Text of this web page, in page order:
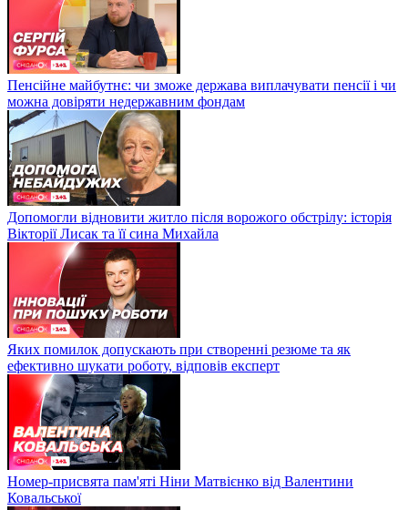
Пенсійне майбутнє: чи зможе держава виплачувати пенсії і чи
можна довіряти недержавним фондам
Допомогли відновити житло після ворожого обстрілу: історія
Вікторії Лисак та її сина Михайла
Яких помилок допускають при створенні резюме та як
ефективно шукати роботу, відповів експерт
Номер-присвята пам'яті Ніни Матвієнко від Валентини
Ковальської